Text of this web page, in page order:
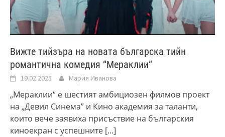
Вижте тийзъра на новата българска тийн
романтична комедия ‘‘Мераклии“
19.02.2025 Мария Иванова
„Мераклии“ е шестият амбициозен филмов проект
на „Девил Синема” и Кино академия за таланти,
които вече заявиха присъствие на българския
киноекран с успешнитe [...]